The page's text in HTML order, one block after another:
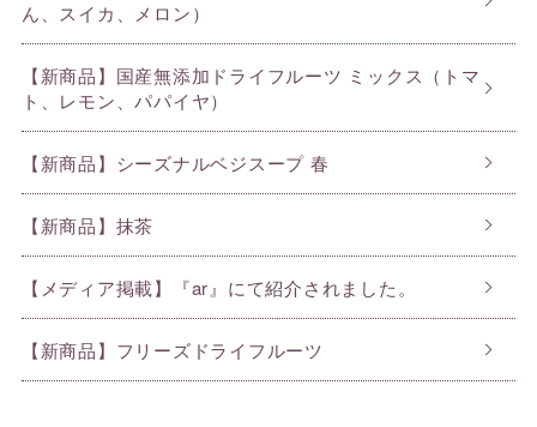
ん、スイカ、メロン）
【新商品】国産無添加ドライフルーツ ミックス（トマ
ト、レモン、パパイヤ）
【新商品】シーズナルベジスープ 春
【新商品】抹茶
【メディア掲載】『ar』にて紹介されました。
【新商品】フリーズドライフルーツ